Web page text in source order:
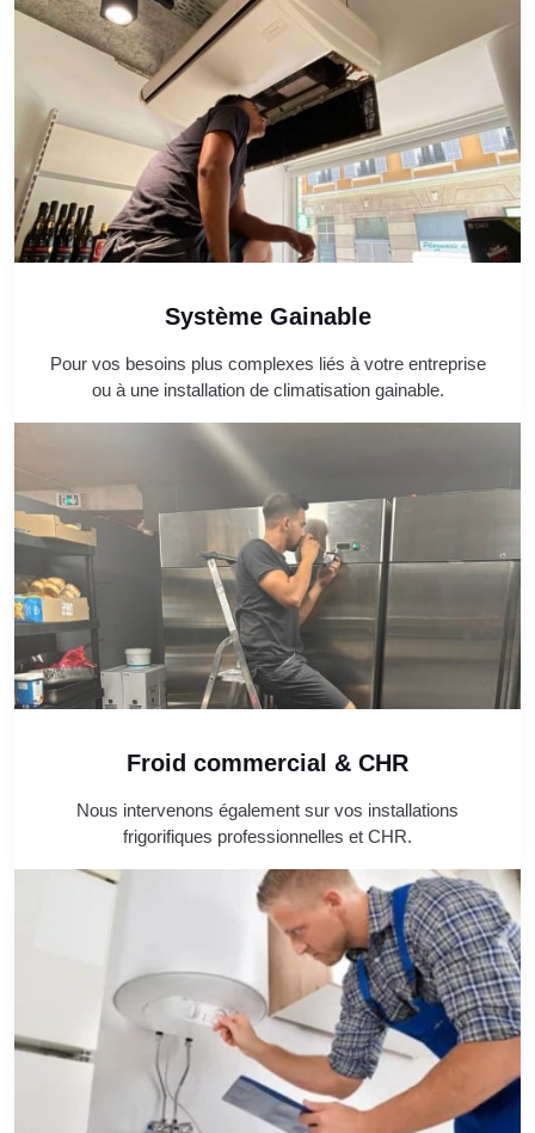
Système Gainable
Pour vos besoins plus complexes liés à votre entreprise
ou à une installation de climatisation gainable.
Froid commercial & CHR
Nous intervenons également sur vos installations
frigorifiques professionnelles et CHR.